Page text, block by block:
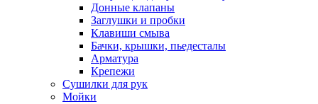
Донные клапаны
Заглушки и пробки
Клавиши смыва
Бачки, крышки, пьедесталы
Арматура
Крепежи
Сушилки для рук
Мойки